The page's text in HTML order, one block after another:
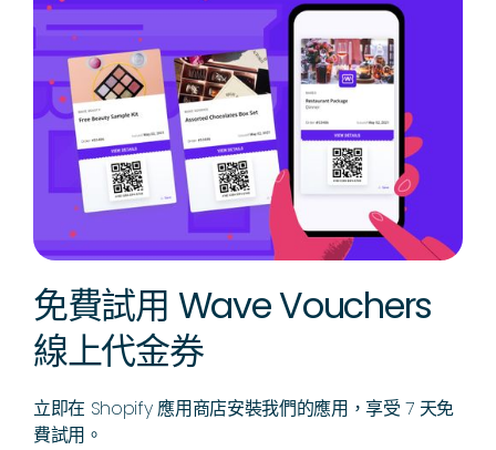
免費試用 Wave Vouchers
線上代金券
立即在 Shopify 應用商店安裝我們的應用，享受 7 天免
費試用。